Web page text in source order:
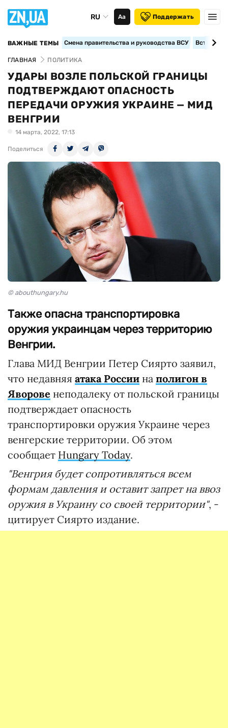
RU Аа Поддержать
ВАЖНЫЕ ТЕМЫ Смена правительства и руководства ВСУ
ГЛАВНАЯ ПОЛИТИКА
УДАРЫ ВОЗЛЕ ПОЛЬСКОЙ ГРАНИЦЫ
ПОДТВЕРЖДАЮТ ОПАСНОСТЬ
ПЕРЕДАЧИ ОРУЖИЯ УКРАИНЕ — МИД
ВЕНГРИИ
14 марта, 2022, 17:13
Поделиться
© abouthungary.hu
Также опасна транспортировка
оружия украинцам через территорию
Венгрии.
Глава МИД Венгрии Петер Сиярто заявил,
что недавняя атака России на полигон в
Яворове неподалеку от польской границы
подтверждает опасность
транспортировки оружия Украине через
венгерские территории. Об этом
сообщает Hungary Today.
"Венгрия будет сопротивляться всем
формам давления и оставит запрет на ввоз
оружия в Украину со своей территории", -
цитирует Сиярто издание.